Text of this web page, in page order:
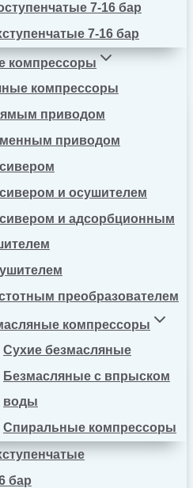
7-16 бар
7-16 бар
компрессоры
компрессоры
приводом
приводом
и осушителем
и адсорбционным
преобразователем
компрессоры
Сухие безмасляные
Безмасляные с впрыском
воды
Спиральные компрессоры
бар